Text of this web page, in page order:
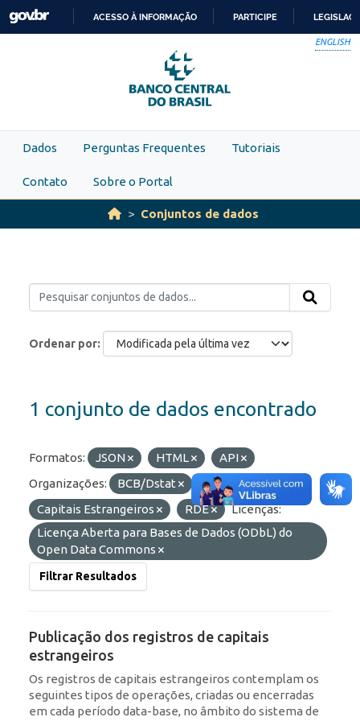
Skip to main content
PARA
O
CONTEÚDO
ACESSO À INFORMAÇÃO PARTICIPE
ENGLISH
Dados Perguntas Frequentes Tutoriais
Contato Sobre o Portal
Conjuntos de dados
Ordenar por
1 conjunto de dados encontrado
Formatos: JSON HTML
API
Organizações:
BCB/Dstat Etiquetas:
IED
Capitais Estrangeiros
RDE
Licenças:
Licença Aberta para Bases de Dados (ODbL) do
Open Data Commons
Filtrar Resultados
Publicação dos registros de capitais
estrangeiros
Os registros de capitais estrangeiros contemplam os
seguintes tipos de operações, criadas ou encerradas
em cada período data-base, no âmbito do sistema de